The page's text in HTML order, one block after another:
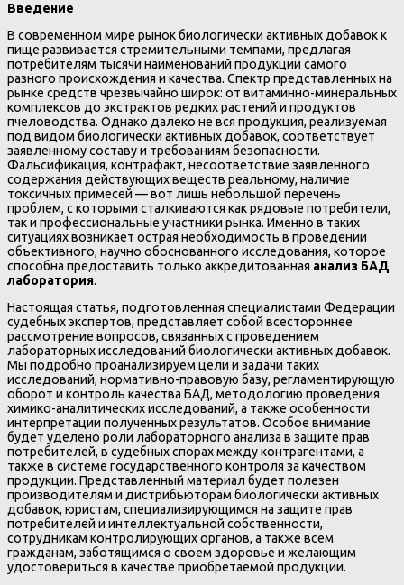
Введение
В современном мире рынок биологически активных добавок к
пище развивается стремительными темпами, предлагая
потребителям тысячи наименований продукции самого
разного происхождения и качества. Спектр представленных на
рынке средств чрезвычайно широк: от витаминно-минеральных
комплексов до экстрактов редких растений и продуктов
пчеловодства. Однако далеко не вся продукция, реализуемая
под видом биологически активных добавок, соответствует
заявленному составу и требованиям безопасности.
Фальсификация, контрафакт, несоответствие заявленного
содержания действующих веществ реальному, наличие
токсичных примесей — вот лишь небольшой перечень
проблем, с которыми сталкиваются как рядовые потребители,
так и профессиональные участники рынка. Именно в таких
ситуациях возникает острая необходимость в проведении
объективного, научно обоснованного исследования, которое
способна предоставить только аккредитованная анализ БАД
лаборатория.
Настоящая статья, подготовленная специалистами Федерации
судебных экспертов, представляет собой всестороннее
рассмотрение вопросов, связанных с проведением
лабораторных исследований биологически активных добавок.
Мы подробно проанализируем цели и задачи таких
исследований, нормативно-правовую базу, регламентирующую
оборот и контроль качества БАД, методологию проведения
химико-аналитических исследований, а также особенности
интерпретации полученных результатов. Особое внимание
будет уделено роли лабораторного анализа в защите прав
потребителей, в судебных спорах между контрагентами, а
также в системе государственного контроля за качеством
продукции. Представленный материал будет полезен
производителям и дистрибьюторам биологически активных
добавок, юристам, специализирующимся на защите прав
потребителей и интеллектуальной собственности,
сотрудникам контролирующих органов, а также всем
гражданам, заботящимся о своем здоровье и желающим
удостовериться в качестве приобретаемой продукции.